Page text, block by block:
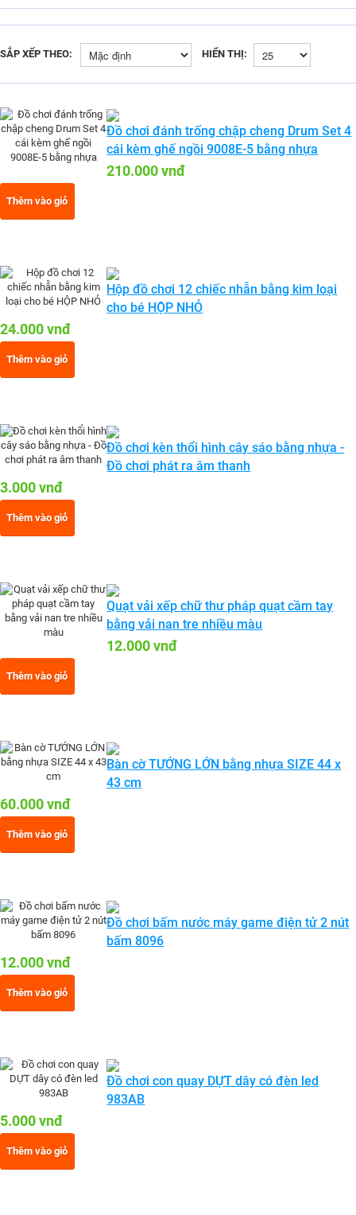
SẮP XẾP THEO: HIỂN THỊ:
Đồ chơi đánh trống chập cheng Drum Set 4
cái kèm ghế ngồi 9008E-5 bằng nhựa
210.000 vnđ
Thêm vào giỏ
Hộp đồ chơi 12 chiếc nhẫn bằng kim loại
cho bé HỘP NHỎ
24.000 vnđ
Thêm vào giỏ
Đồ chơi kèn thổi hình cây sáo bằng nhựa -
Đồ chơi phát ra âm thanh
3.000 vnđ
Thêm vào giỏ
Quạt vải xếp chữ thư pháp quạt cầm tay
bằng vải nan tre nhiều màu
12.000 vnđ
Thêm vào giỏ
Bàn cờ TƯỚNG LỚN bằng nhựa SIZE 44 x
43 cm
60.000 vnđ
Thêm vào giỏ
Đồ chơi bấm nước máy game điện tử 2 nút
bấm 8096
12.000 vnđ
Thêm vào giỏ
Đồ chơi con quay DỰT dây có đèn led
983AB
5.000 vnđ
Thêm vào giỏ